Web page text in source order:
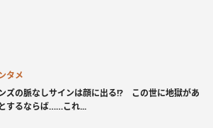
タメ
ズの脈なしサインは顔に出る!? この世に地獄があ
するならば……これ...